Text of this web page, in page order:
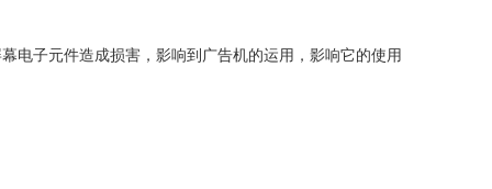
电子元件造成损害，影响到广告机的运用，影响它的使用